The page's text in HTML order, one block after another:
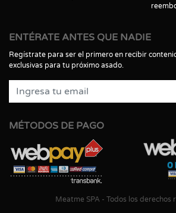
ENTÉRATE ANTES QUE NADIE
Regístrate para ser el primero en recibir
exclusivas para tu próximo asado.
MÉTODOS DE PAGO
Meatme SPA - Todos los derechos